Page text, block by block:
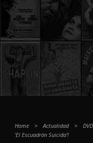
Home > Actualidad >
‘El Escuadrón Suicida’!